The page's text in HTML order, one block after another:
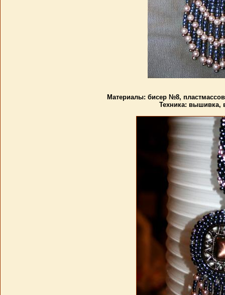
Материалы: бисер №8,
Техника: вышивка,